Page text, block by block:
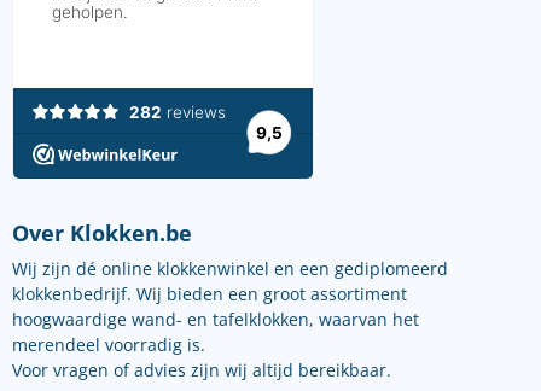
Over Klokken.be
Wij zijn dé online klokkenwinkel en een gediplomeerd
klokkenbedrijf. Wij bieden een groot assortiment
hoogwaardige wand- en tafelklokken, waarvan het
merendeel voorradig is.
Voor vragen of advies zijn wij altijd bereikbaar.